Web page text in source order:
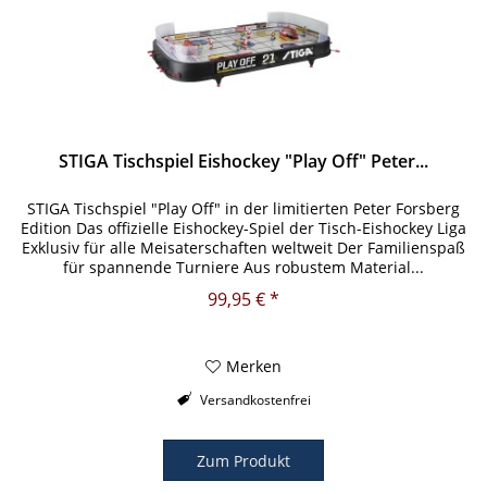
STIGA Tischspiel Eishockey "Play Off" Peter...
STIGA Tischspiel "Play Off" in der limitierten Peter Forsberg
Edition Das offizielle Eishockey-Spiel der Tisch-Eishockey Liga
Exklusiv für alle Meisaterschaften weltweit Der Familienspaß
für spannende Turniere Aus robustem Material...
99,95 € *
Merken
Versandkostenfrei
Zum Produkt